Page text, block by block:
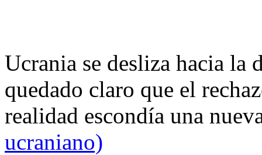
Ucrania se desliza hacia
quedado claro que el
realidad escondía una
ucraniano)